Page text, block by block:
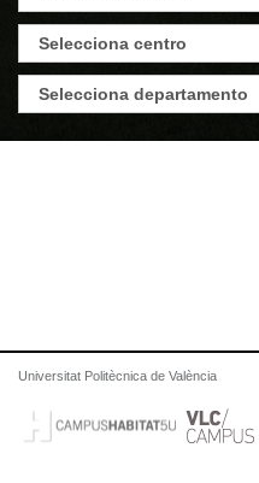
Universitat Politècnica de València